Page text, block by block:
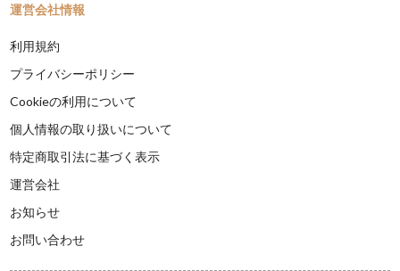
運営会社情報
利用規約
プライバシーポリシー
Cookieの利用について
個人情報の取り扱いについて
特定商取引法に基づく表示
運営会社
お知らせ
お問い合わせ